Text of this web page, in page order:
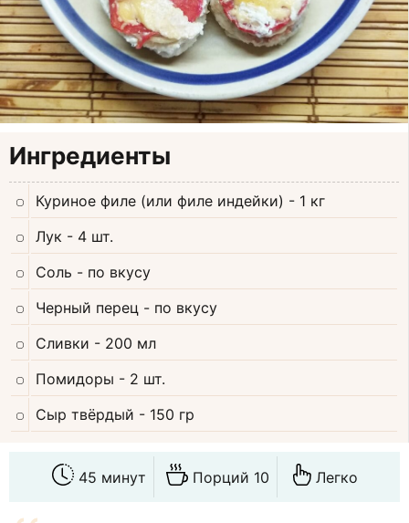
Ингредиенты
Куриное филе (или филе индейки) - 1 кг
Лук - 4 шт.
Соль - по вкусу
Черный перец - по вкусу
Сливки - 200 мл
Помидоры - 2 шт.
Сыр твёрдый - 150 гр
45 минут Порций 10 Легко